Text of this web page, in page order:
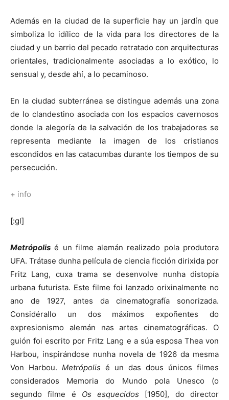
Además en la ciudad de la superficie hay un jardín que
simboliza lo idílico de la vida para los directores de la
ciudad y un barrio del pecado retratado con arquitecturas
orientales, tradicionalmente asociadas a lo exótico, lo
sensual y, desde ahí, a lo pecaminoso.
En la ciudad subterránea se distingue además una zona
de lo clandestino asociada con los espacios cavernosos
donde la alegoría de la salvación de los trabajadores se
representa mediante la imagen de los cristianos
escondidos en las catacumbas durante los tiempos de su
persecución.
+ info
[:gl]
Metrópolis é un filme alemán realizado pola produtora
UFA. Trátase dunha película de ciencia ficción dirixida por
Fritz Lang, cuxa trama se desenvolve nunha distopía
urbana futurista. Este filme foi lanzado orixinalmente no
ano de 1927, antes da cinematografía sonorizada.
Considérallo un dos máximos expoñentes do
expresionismo alemán nas artes cinematográficas. O
guión foi escrito por Fritz Lang e a súa esposa Thea von
Harbou, inspirándose nunha novela de 1926 da mesma
Von Harbou. Metrópolis é un das dous únicos filmes
considerados Memoria do Mundo pola Unesco (o
segundo filme é Os esquecidos [1950], do director